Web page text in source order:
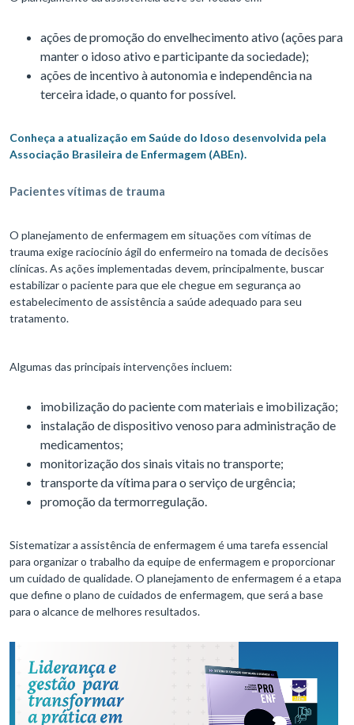
ações de promoção do envelhecimento ativo (ações para
manter o idoso ativo e participante da sociedade);
ações de incentivo à autonomia e independência na
terceira idade, o quanto for possível.
Conheça a atualização em Saúde do Idoso desenvolvida pela
Associação Brasileira de Enfermagem (ABEn).
Pacientes vítimas de trauma
O planejamento de enfermagem em situações com vítimas de
trauma exige raciocínio ágil do enfermeiro na tomada de decisões
clínicas. As ações implementadas devem, principalmente, buscar
estabilizar o paciente para que ele chegue em segurança ao
estabelecimento de assistência a saúde adequado para seu
tratamento.
Algumas das principais intervenções incluem:
imobilização do paciente com materiais e imobilização;
instalação de dispositivo venoso para administração de
medicamentos;
monitorização dos sinais vitais no transporte;
transporte da vítima para o serviço de urgência;
promoção da termorregulação.
Sistematizar a assistência de enfermagem é uma tarefa essencial
para organizar o trabalho da equipe de enfermagem e proporcionar
um cuidado de qualidade. O planejamento de enfermagem é a etapa
que define o plano de cuidados de enfermagem, que será a base
para o alcance de melhores resultados.